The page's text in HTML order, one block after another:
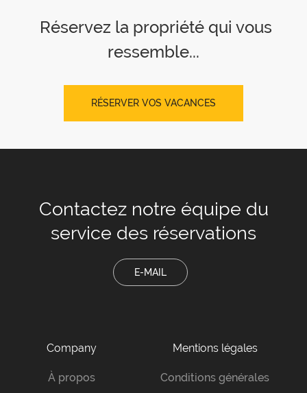
Réservez la propriété qui vous
ressemble...
RÉSERVER VOS VACANCES
Contactez notre équipe du
service des réservations
E-MAIL
Company
À propos
Mentions légales
Conditions générales